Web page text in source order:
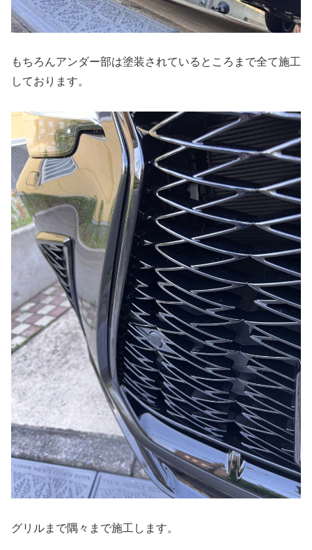
もちろんアンダー部は塗装されているところまで全て施工
しております。
グリルまで隅々まで施工します。